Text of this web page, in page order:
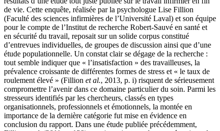
de vie. Cette enquête, réalisée par la psychologue Lise Fillion
(Faculté des sciences infirmières de l’Université Laval) et son équipe
pour le compte de l’Institut de recherche Robert-Sauvé en santé et
en sécurité du travail, reposait sur un solide corpus constitué
d’entrevues individuelles, de groupes de discussion ainsi que d’une
étude populationnelle. Un constat clair se dégage de la recherche :
tout semble indiquer que « l’insatisfaction » des travailleuses, la
prévalence croissante de différentes formes de stress et « le taux de
roulement élevé » (Fillion et al., 2013, p. i) risquent de sérieusement
compromettre l’avenir dans ce domaine particulier du soin. Parmi les
stresseurs identifiés par les chercheurs, classés en types
organisationnels, professionnels et émotionnels, la montée en
importance de la dernière catégorie fut mise en évidence en
conclusion du rapport. Dans une étude publiée précédemment,